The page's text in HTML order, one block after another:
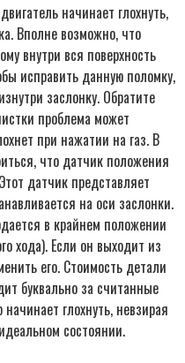
начинает глохнуть,
Вполне возможно, что
внутри вся поверхность
исправить данную поломку,
заслонку. Обратите
проблема может
при нажатии на газ. В
что датчик положения
датчик представляет
на оси заслонки.
в крайнем положении
хода). Если он выходит из
его. Стоимость детали
буквально за считанные
глохнуть, невзирая
состоянии.